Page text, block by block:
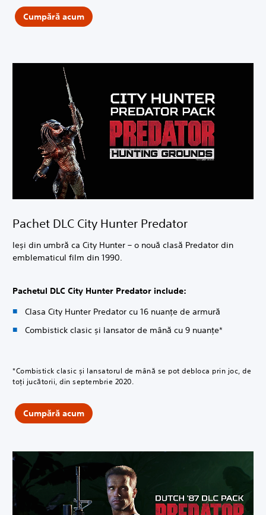
Cumpără acum
Pachet DLC City Hunter Predator
Ieși din umbră ca City Hunter – o nouă clasă Predator din
emblematicul film din 1990.
Pachetul DLC City Hunter Predator include:
Clasa City Hunter Predator cu 16 nuanțe de armură
Combistick clasic și lansator de mână cu 9 nuanțe*
*Combistick clasic și lansatorul de mână se pot debloca prin joc, de
toți jucătorii, din septembrie 2020.
Cumpără acum